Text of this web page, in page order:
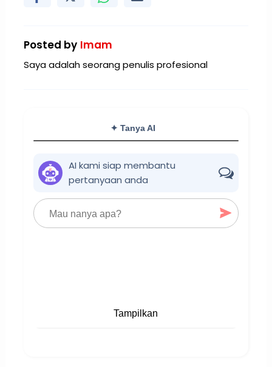
Posted by Imam
Saya adalah seorang penulis profesional
✦ Tanya AI
AI kami siap membantu
pertanyaan anda
Tampilkan